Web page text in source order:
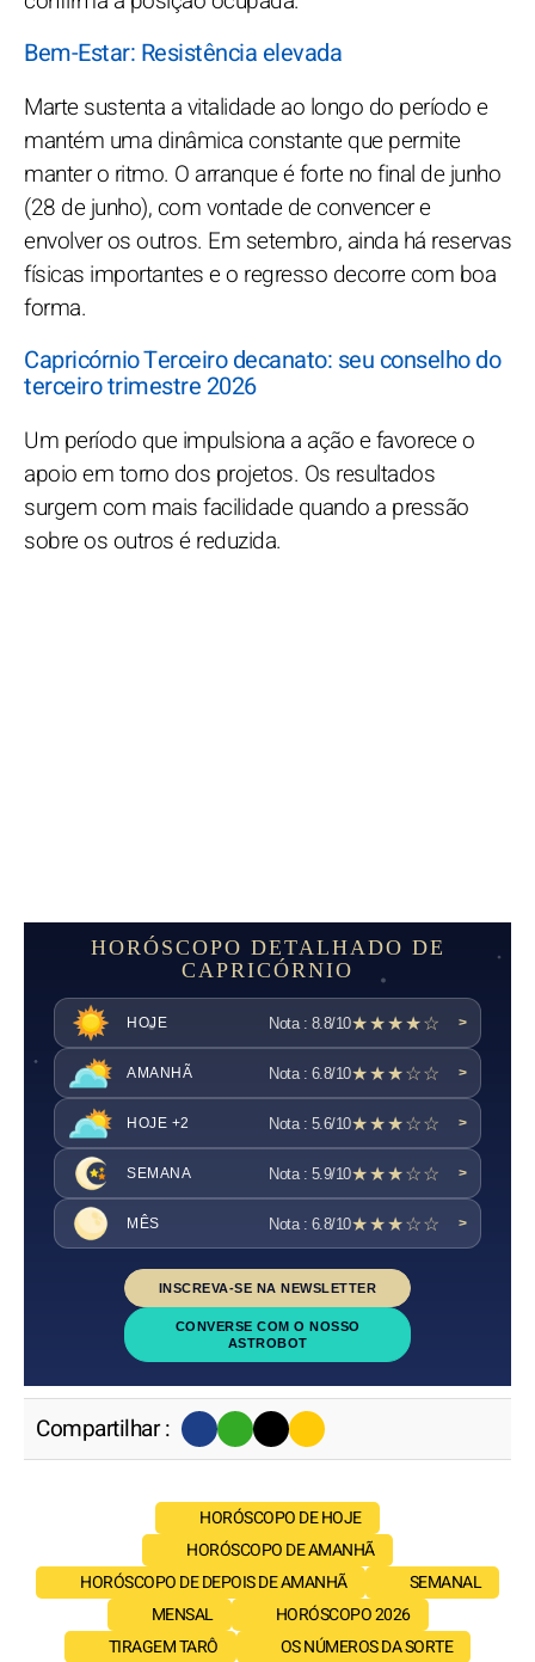
Bem-Estar: Resistência elevada
Marte sustenta a vitalidade ao longo do período e
mantém uma dinâmica constante que permite
manter o ritmo. O arranque é forte no final de junho
(28 de junho), com vontade de convencer e
envolver os outros. Em setembro, ainda há reservas
físicas importantes e o regresso decorre com boa
forma.
Capricórnio Terceiro decanato: seu conselho do
terceiro trimestre 2026
Um período que impulsiona a ação e favorece o
apoio em torno dos projetos. Os resultados
surgem com mais facilidade quando a pressão
sobre os outros é reduzida.
HORÓSCOPO DETALHADO DE
CAPRICÓRNIO
HOJE Nota : 8.8/10★★★★☆ >
AMANHÃ Nota : 6.8/10★★★☆☆ >
HOJE +2 Nota : 5.6/10★★★☆☆ >
SEMANA Nota : 5.9/10★★★☆☆ >
MÊS Nota : 6.8/10★★★☆☆ >
INSCREVA-SE NA NEWSLETTER
CONVERSE COM O NOSSO
ASTROBOT
Compartilhar :
HORÓSCOPO DE HOJE
HORÓSCOPO DE AMANHÃ
HORÓSCOPO DE DEPOIS DE AMANHÃ
SEMANAL
MENSAL
HORÓSCOPO 2026
TIRAGEM TARÔ
OS NÚMEROS DA SORTE